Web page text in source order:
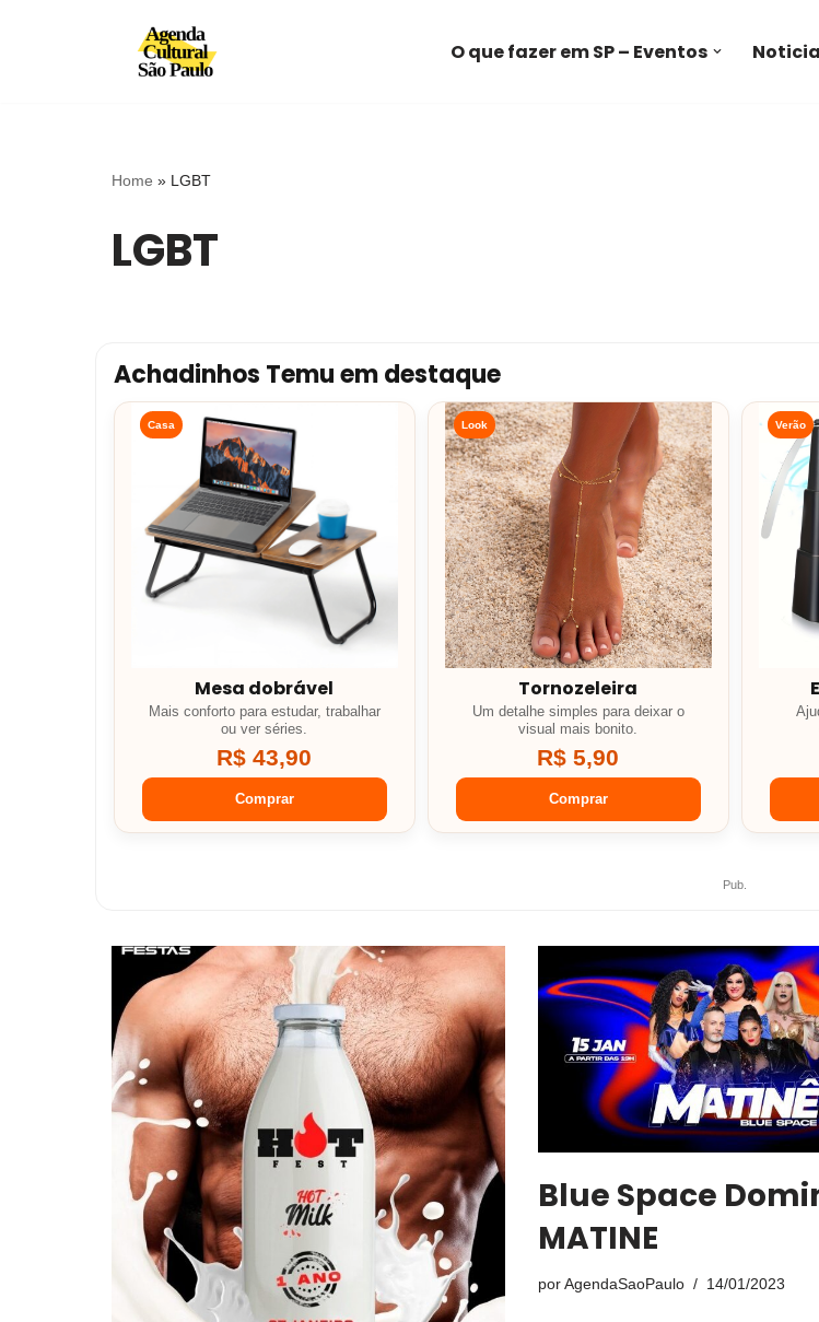
O que fazer em SP – Eventos
Home » LGBT
LGBT
Achadinhos Temu em destaque
Casa
Mesa dobrável
Mais conforto para estudar, trabalhar
ou ver séries.
R$ 43,90
Comprar
Look
Tornozeleira
Um detalhe simples para deixar o
visual mais bonito.
R$ 5,90
Comprar
Verão
Pub.
Blue Space
MATINE
porAgendaSaoPaulo 14/01/2023